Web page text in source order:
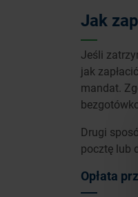
Jak
Jeśli
jak
mandat.
Drugi
pocztę lub
Opłata